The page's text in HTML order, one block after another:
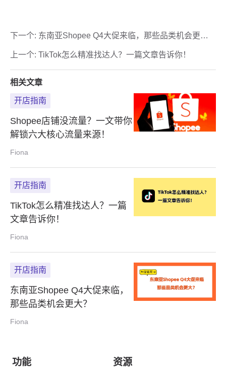
上一个: TikTok怎么精准找达人？一篇文章告诉你！
下一个: 东南亚Shopee Q4大促来临，那些品类机会更
相关文章
开店指南
Shopee店铺没流量？一文带你
解锁六大核心流量来源！
Fiona
开店指南
TikTok怎么精准找达人？一篇
文章告诉你！
Fiona
开店指南
东南亚Shopee Q4大促来临，
那些品类机会更大？
Fiona
功能 资源